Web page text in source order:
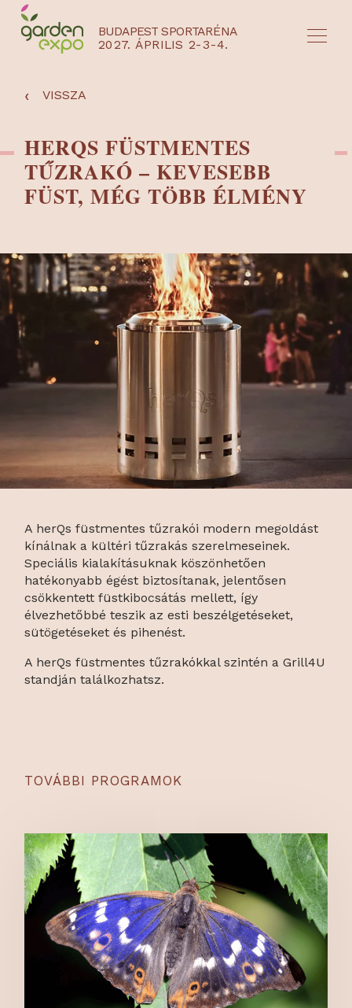
BUDAPEST SPORTARÉNA
2027. ÁPRILIS 2-3-4.
NYEREMÉNYJÁTÉK / REGISZTRÁCIÓ
‹ VISSZA
HERQS FÜSTMENTES
TŰZRAKÓ – KEVESEBB
FÜST, MÉG TÖBB ÉLMÉNY
A herQs füstmentes tűzrakói modern megoldást
kínálnak a kültéri tűzrakás szerelmeseinek.
Speciális kialakításuknak köszönhetően
hatékonyabb égést biztosítanak, jelentősen
csökkentett füstkibocsátás mellett, így
élvezhetőbbé teszik az esti beszélgetéseket,
sütögetéseket és pihenést.
A herQs füstmentes tűzrakókkal szintén a Grill4U
standján találkozhatsz.
TOVÁBBI PROGRAMOK